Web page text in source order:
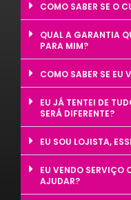
COMO SABER SE O
QUAL A GARANTIA
PARA MIM?
COMO SABER SE EU
EU JÁ TENTEI DE
SERÁ DIFERENTE?
EU SOU LOJISTA,
EU VENDO SERVIÇO
AJUDAR?